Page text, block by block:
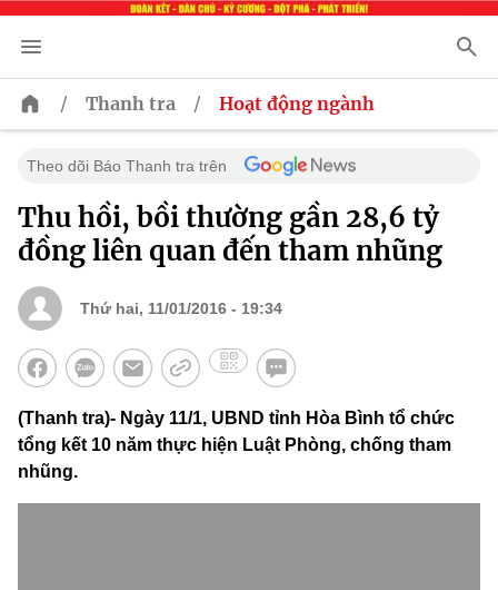
/ Thanh tra / Hoạt động ngành
Theo dõi Báo Thanh tra trên
Thu hồi, bồi thường gần 28,6 tỷ
đồng liên quan đến tham nhũng
Thứ hai, 11/01/2016 - 19:34
(Thanh tra)- Ngày 11/1, UBND tỉnh Hòa Bình tổ chức
tổng kết 10 năm thực hiện Luật Phòng, chống tham
nhũng.